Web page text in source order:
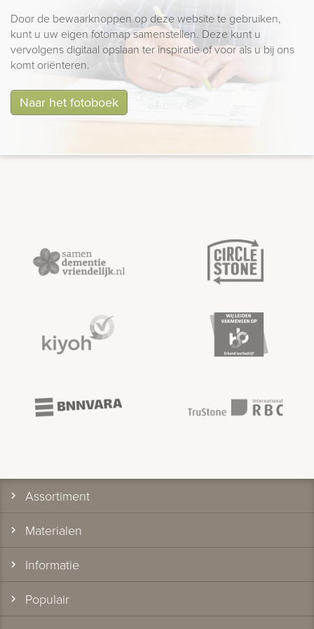
Door de bewaarknoppen op deze website te gebruiken,
kunt u uw eigen fotomap samenstellen. Deze kunt u
vervolgens digitaal opslaan ter inspiratie of voor als u bij ons
komt oriënteren.
Naar het fotoboek
Assortiment
Materialen
Informatie
Populair